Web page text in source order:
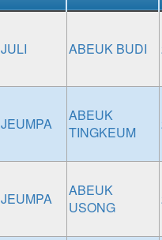
JULI ABEUK BUDI
JEUMPA
ABEUK
TINGKEUM
JEUMPA
ABEUK
USONG